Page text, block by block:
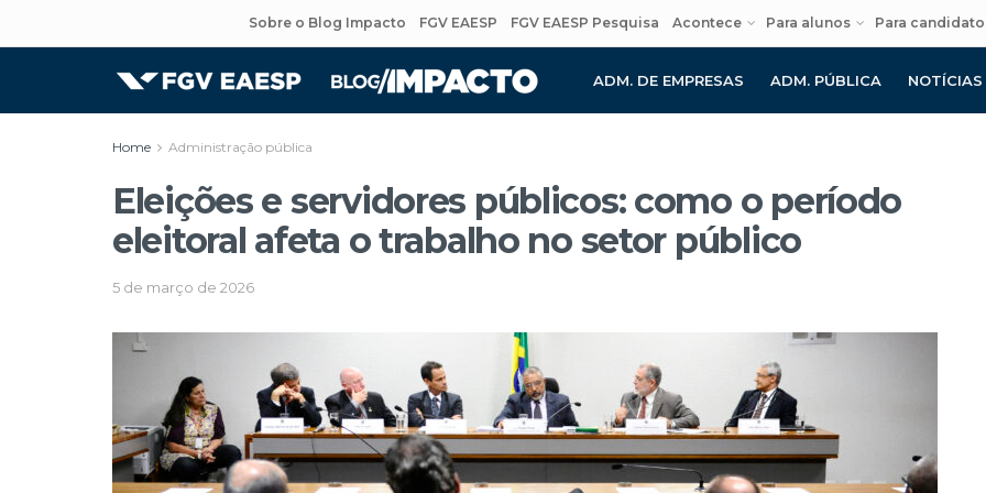
Sobre o Blog Impacto FGV EAESP FGV EAESP Pesquisa Acontece Para alunos Para
ADM. DE EMPRESAS ADM. PÚBLICA NOTÍCIAS
Home Administração pública
Eleições e servidores públicos: como o período
eleitoral afeta o trabalho no setor público
5 de março de 2026